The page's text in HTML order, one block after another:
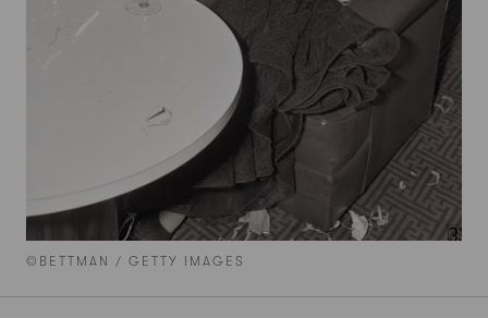
©BETTMAN / GETTY IMAGES